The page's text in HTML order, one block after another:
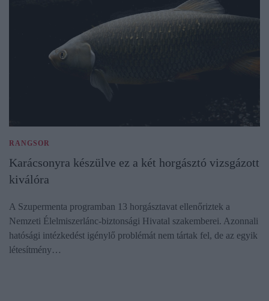
RANGSOR
Karácsonyra készülve ez a két horgásztó vizsgázott
kiválóra
A Szupermenta programban 13 horgásztavat ellenőriztek a
Nemzeti Élelmiszerlánc-biztonsági Hivatal szakemberei. Azonnali
hatósági intézkedést igénylő problémát nem tártak fel, de az egyik
létesítmény…